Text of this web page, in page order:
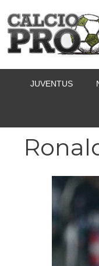
contenuto
JUVENTUS